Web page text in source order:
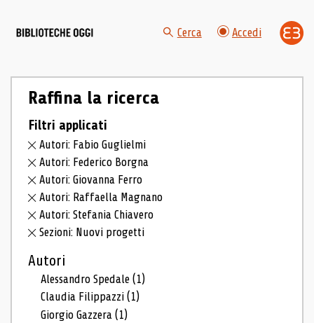
Cerca Accedi
Raffina la ricerca
Filtri applicati
Autori: Fabio Guglielmi
Autori: Federico Borgna
Autori: Giovanna Ferro
Autori: Raffaella Magnano
Autori: Stefania Chiavero
Sezioni: Nuovi progetti
Autori
Alessandro Spedale(1)
Claudia Filippazzi(1)
Giorgio Gazzera(1)